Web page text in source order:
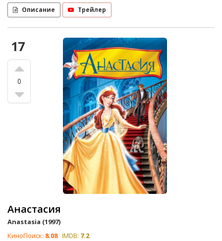
Описание Трейлер
17
0
Анастасия
Anastasia (1997)
КиноПоиск: 8.08 IMDB: 7.2